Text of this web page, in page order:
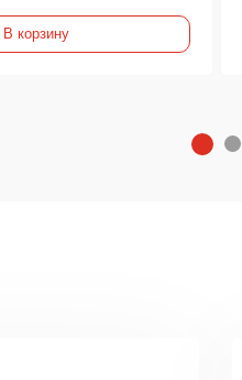
В корзину
1 2